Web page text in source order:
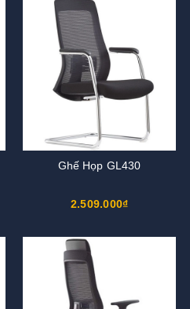
Ghế Họp GL430
2.509.000₫